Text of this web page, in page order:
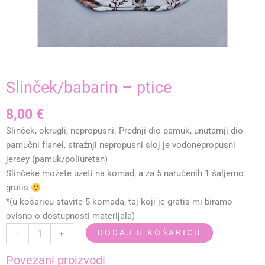
Slinček/babarin – ptice
8,00 €
Slinček, okrugli, nepropusni. Prednji dio pamuk, unutarnji dio
pamučni flanel, stražnji nepropusni sloj je vodonepropusni
jersey (pamuk/poliuretan)
Slinčeke možete uzeti na komad, a za 5 naručenih 1 šaljemo
gratis
*(u košaricu stavite 5 komada, taj koji je gratis mi biramo
ovisno o dostupnosti materijala)
-
Slinček/babarin
-
ptice
+ DODAJ U KOŠARICU
Povezani proizvodi